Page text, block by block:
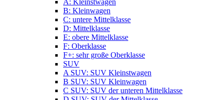
A: Kleinstwagen
B: Kleinwagen
C: untere Mittelklasse
D: Mittelklasse
E: obere Mittelklasse
F: Oberklasse
F+: sehr große Oberklasse
SUV
A SUV: SUV Kleinstwagen
B SUV: SUV Kleinwagen
C SUV: SUV der unteren Mittelklasse